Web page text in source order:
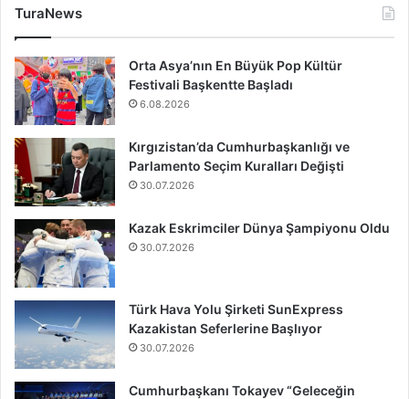
TuraNews
Orta Asya’nın En Büyük Pop Kültür
Festivali Başkentte Başladı
6.08.2026
Kırgızistan’da Cumhurbaşkanlığı ve
Parlamento Seçim Kuralları Değişti
30.07.2026
Kazak Eskrimciler Dünya Şampiyonu Oldu
30.07.2026
Türk Hava Yolu Şirketi SunExpress
Kazakistan Seferlerine Başlıyor
30.07.2026
Cumhurbaşkanı Tokayev “Geleceğin